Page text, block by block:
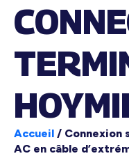
Accueil / Connexion
AC en câble